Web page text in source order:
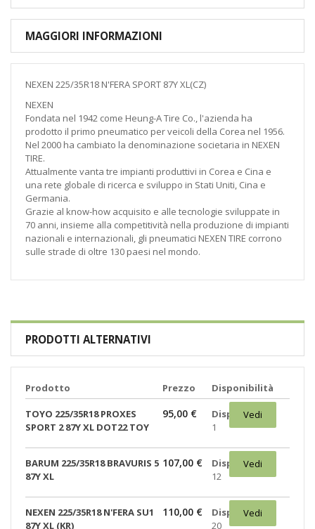
MAGGIORI INFORMAZIONI
NEXEN 225/35R18 N'FERA SPORT 87Y XL(CZ)
NEXEN
Fondata nel 1942 come Heung-A Tire Co., l'azienda ha
prodotto il primo pneumatico per veicoli della Corea nel 1956.
Nel 2000 ha cambiato la denominazione societaria in NEXEN
TIRE.
Attualmente vanta tre impianti produttivi in Corea e Cina e
una rete globale di ricerca e sviluppo in Stati Uniti, Cina e
Germania.
Grazie al know-how acquisito e alle tecnologie sviluppate in
70 anni, insieme alla competitività nella produzione di impianti
nazionali e internazionali, gli pneumatici NEXEN TIRE corrono
sulle strade di oltre 130 paesi nel mondo.
PRODOTTI ALTERNATIVI
Prodotto Prezzo Disponibilità
TOYO 225/35R18 PROXES
SPORT 2 87Y XL DOT22 TOY
95,00 €
Disponibili:
1
Vedi
BARUM 225/35R18 BRAVURIS 5
87Y XL
107,00 €
Disponibili:
12
Vedi
NEXEN 225/35R18 N'FERA SU1
87Y XL (KR)
110,00 €
Disponibili:
20
Vedi